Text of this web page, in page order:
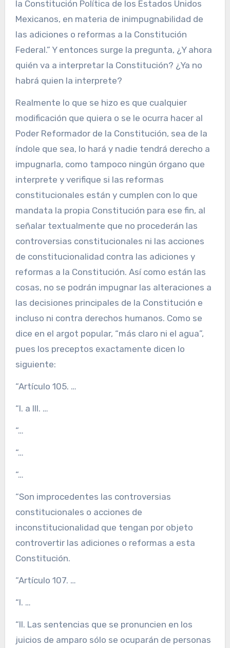
la Constitución Política de los Estados Unidos
Mexicanos, en materia de inimpugnabilidad de
las adiciones o reformas a la Constitución
Federal.” Y entonces surge la pregunta, ¿Y ahora
quién va a interpretar la Constitución? ¿Ya no
habrá quien la interprete?
Realmente lo que se hizo es que cualquier
modificación que quiera o se le ocurra hacer al
Poder Reformador de la Constitución, sea de la
índole que sea, lo hará y nadie tendrá derecho a
impugnarla, como tampoco ningún órgano que
interprete y verifique si las reformas
constitucionales están y cumplen con lo que
mandata la propia Constitución para ese fin, al
señalar textualmente que no procederán las
controversias constitucionales ni las acciones
de constitucionalidad contra las adiciones y
reformas a la Constitución. Así como están las
cosas, no se podrán impugnar las alteraciones a
las decisiones principales de la Constitución e
incluso ni contra derechos humanos. Como se
dice en el argot popular, “más claro ni el agua”,
pues los preceptos exactamente dicen lo
siguiente:
“Artículo 105. …
“I. a III. …
“…
“…
“…
“Son improcedentes las controversias
constitucionales o acciones de
inconstitucionalidad que tengan por objeto
controvertir las adiciones o reformas a esta
Constitución.
“Artículo 107. …
“I. …
“II. Las sentencias que se pronuncien en los
juicios de amparo sólo se ocuparán de personas